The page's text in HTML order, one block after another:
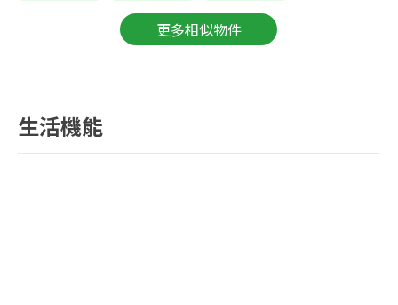
更多相似物件
生活機能